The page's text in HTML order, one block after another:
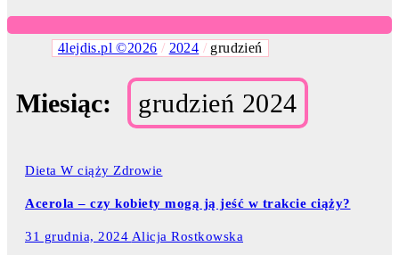
4lejdis.pl ©2026 / 2024 / grudzień
Miesiąc: grudzień 2024
Dieta W ciąży Zdrowie
Acerola – czy kobiety mogą ją jeść w trakcie ciąży?
31 grudnia, 2024 Alicja Rostkowska